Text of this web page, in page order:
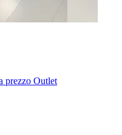
prezzo Outlet